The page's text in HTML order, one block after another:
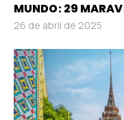
MUNDO: 29
26 de abril de 2025